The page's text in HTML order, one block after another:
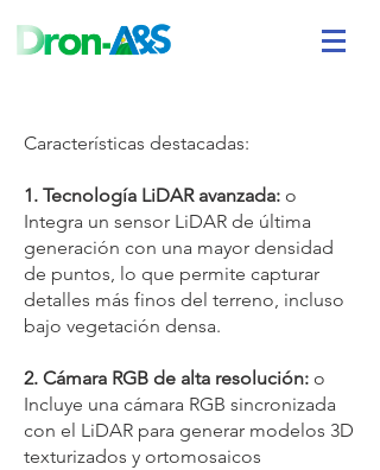
Características destacadas:
1. Tecnología LiDAR avanzada: o
Integra un sensor LiDAR de última
generación con una mayor densidad
de puntos, lo que permite capturar
detalles más finos del terreno, incluso
bajo vegetación densa.
2. Cámara RGB de alta resolución: o
Incluye una cámara RGB sincronizada
con el LiDAR para generar modelos 3D
texturizados y ortomosaicos